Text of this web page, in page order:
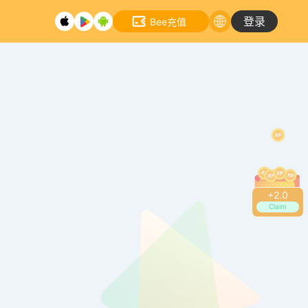
+2.2
Claim
Bee充值 登录